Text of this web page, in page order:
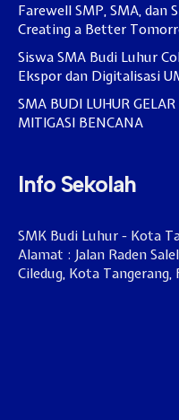
Farewell SMP, SMA, dan
Creating a Better
Siswa SMA Budi Luhur
Ekspor dan Digitalisasi
SMA BUDI LUHUR
MITIGASI BENCANA
Info Sekolah
SMK Budi Luhur - Kota
Alamat : Jalan Raden
Ciledug, Kota Tangerang,